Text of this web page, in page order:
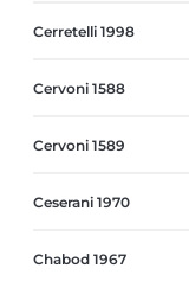
Cerretelli 1998
Cervoni 1588
Cervoni 1589
Ceserani 1970
Chabod 1967